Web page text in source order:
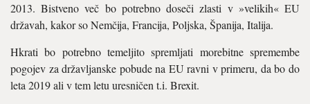
2013. Bistveno več bo potrebno doseči zlasti v »velikih« EU
državah, kakor so Nemčija, Francija, Poljska, Španija, Italija.
Hkrati bo potrebno temeljito spremljati morebitne spremembe
pogojev za državljanske pobude na EU ravni v primeru, da bo do
leta 2019 ali v tem letu uresničen t.i. Brexit.